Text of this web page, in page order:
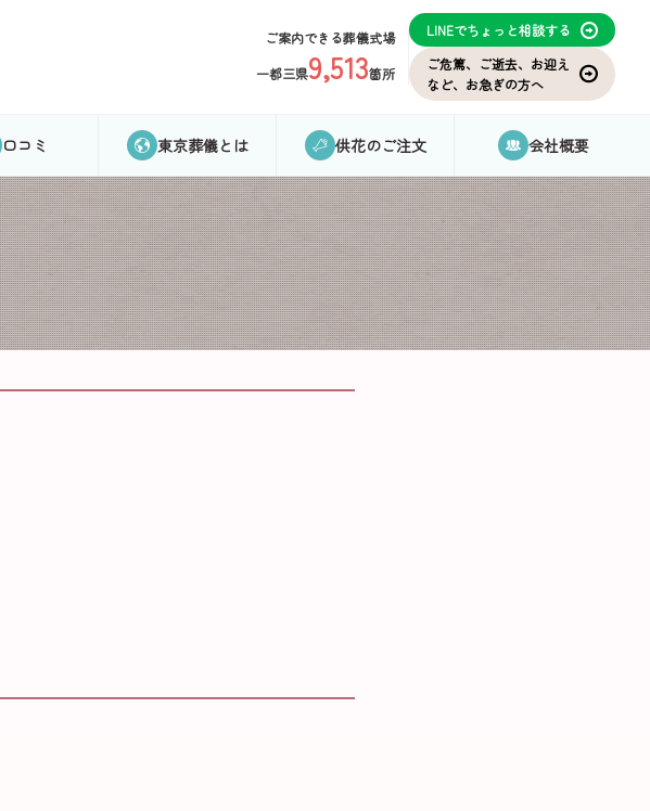
ご案内できる葬儀式場
一都三県9,513箇所
LINEでちょっと相談する
ご危篤、ご逝去、お迎え
など、お急ぎの方へ
口コミ 東京葬儀とは 供花のご注文 会社概要